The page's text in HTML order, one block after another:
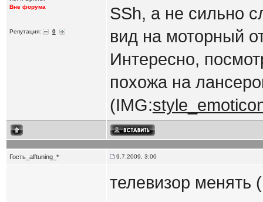
Вне форума
Репутация: 0
SSh, а не сильно
вид на моторный
Интересно,
похожа на
(IMG:
Гость_alftuning_* 9.7.2009, 3:00
телевизор менять